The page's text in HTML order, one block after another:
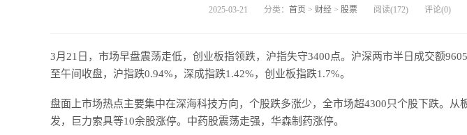
2025-03-21 分类： 首页 > 财经> 股票 阅读(172) 评论(0)
3月21日，市场早盘震荡走低，创业板指领跌，沪指失守3400点。沪深两市半日成交额
至午间收盘，沪指跌0.94%，深成指跌1.42%，创业板指跌1.7%。
盘面上市场热点主要集中在深海科技方向，个股跌多涨少，全市场超4300只个股下跌。从
发，巨力索具等10余股涨停。中药股震荡走强，华森制药涨停。